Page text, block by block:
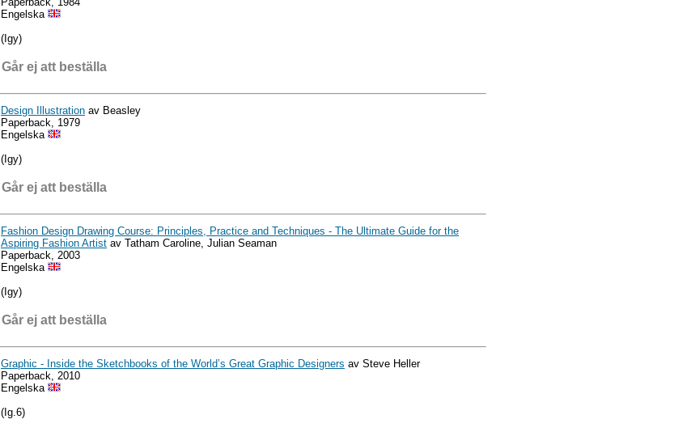
Engelska
(Igy)
Går ej att beställa
Design Illustration av Beasley
Paperback, 1979
Engelska
(Igy)
Går ej att beställa
Fashion Design Drawing Course: Principles, Practice and Techniques - The Ultimate Guide for the
Aspiring Fashion Artist av Tatham Caroline, Julian Seaman
Paperback, 2003
Engelska
(Igy)
Går ej att beställa
Graphic - Inside the Sketchbooks of the World’s Great Graphic Designers av Steve Heller
Paperback, 2010
Engelska
(Ig.6)